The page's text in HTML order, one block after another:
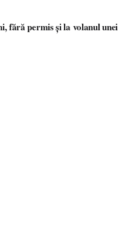
fără permis și la volanul unei